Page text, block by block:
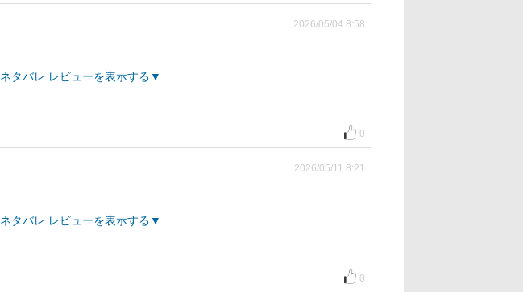
2026/05/04 8:58
ネタバレ レビューを表示する
0
2026/05/11 8:21
ネタバレ レビューを表示する
0